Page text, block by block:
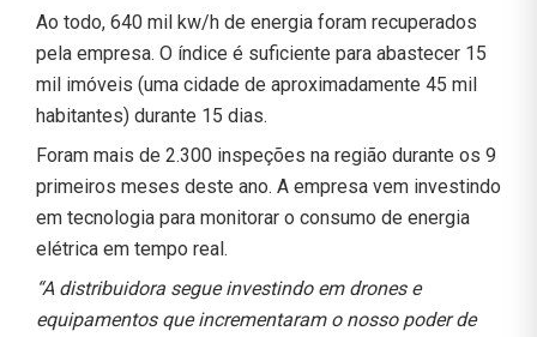
Ao todo, 640 mil kw/h de energia foram recuperados
pela empresa. O índice é suficiente para abastecer 15
mil imóveis (uma cidade de aproximadamente 45 mil
habitantes) durante 15 dias.
Foram mais de 2.300 inspeções na região durante os 9
primeiros meses deste ano. A empresa vem investindo
em tecnologia para monitorar o consumo de energia
elétrica em tempo real.
“A distribuidora segue investindo em drones e
equipamentos que incrementaram o nosso poder de